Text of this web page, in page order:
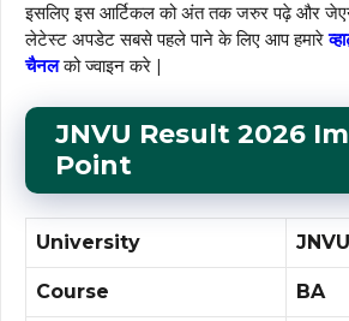
इसलिए इस आर्टिकल को अंत तक जरुर पढ़े और
लेटेस्ट अपडेट सबसे पहले पाने के लिए आप हमारे
चैनलको ज्वाइन करे |
JNVU Result 2026
Point
University JNVU
Course BA